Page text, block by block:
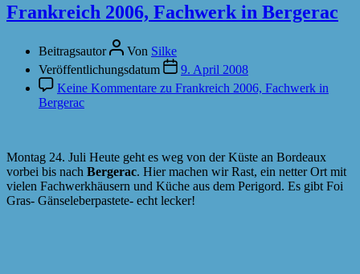
Frankreich 2006, Fachwerk in Bergerac
Beitragsautor Von Silke
Veröffentlichungsdatum
9. April 2008
Keine Kommentare zu Frankreich 2006, Fachwerk in
Bergerac
Montag 24. Juli Heute geht es weg von der Küste an Bordeaux
vorbei bis nach Bergerac. Hier machen wir Rast, ein netter Ort mit
vielen Fachwerkhäusern und Küche aus dem Perigord. Es gibt Foi
Gras- Gänseleberpastete- echt lecker!